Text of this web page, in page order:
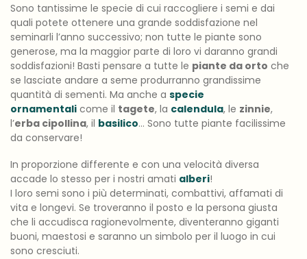
Sono tantissime le specie di cui raccogliere i semi e dai
quali potete ottenere una grande soddisfazione nel
seminarli l’anno successivo; non tutte le piante sono
generose, ma la maggior parte di loro vi daranno grandi
soddisfazioni! Basti pensare a tutte le piante da orto che
se lasciate andare a seme produrranno grandissime
quantità di sementi. Ma anche a specie
ornamentali come il tagete, la calendula, le zinnie,
l’erba cipollina, il basilico… Sono tutte piante facilissime
da conservare!
In proporzione differente e con una velocità diversa
accade lo stesso per i nostri amati alberi!
I loro semi sono i più determinati, combattivi, affamati di
vita e longevi. Se troveranno il posto e la persona giusta
che li accudisca ragionevolmente, diventeranno giganti
buoni, maestosi e saranno un simbolo per il luogo in cui
sono cresciuti.